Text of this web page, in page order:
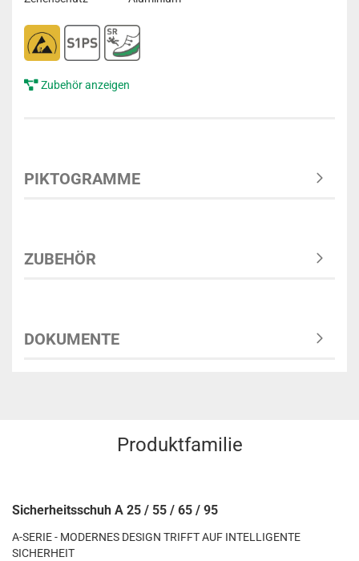
Zubehör anzeigen
PIKTOGRAMME
ZUBEHÖR
DOKUMENTE
Produktfamilie
Sicherheitsschuh A 25 / 55 / 65 / 95
A-SERIE - MODERNES DESIGN TRIFFT AUF INTELLIGENTE
SICHERHEIT